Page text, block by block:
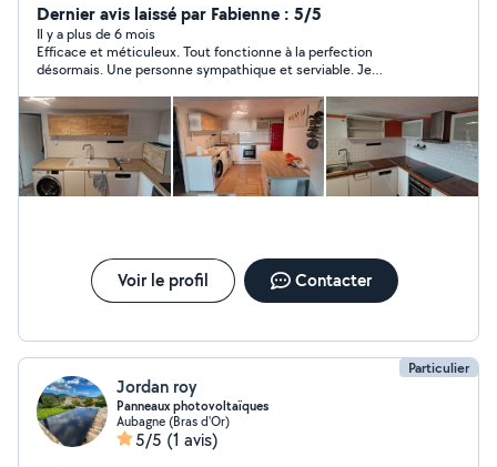
plafonds, parquets, terrasses et clôtures. Un esprit
précis, technique et exact. Je fais très attention aux
détails car « le diable est dans les détails ».Ponctuel,
propre et efficace. très bon rapport qualité/prix.
Philosophie de la vie - « Il n'y a pas de problèmes,
seulement des solutions ».
Dernier avis laissé par Fabienne : 5/5
Il y a plus de 6 mois
Efficace et méticuleux. Tout fonctionne à la perfection
désormais. Une personne sympathique et serviable. Je
Voir le profil Contacter
Particulier
Jordan roy
Panneaux photovoltaïques
Aubagne (Bras d'Or)
5/5 (1 avis)